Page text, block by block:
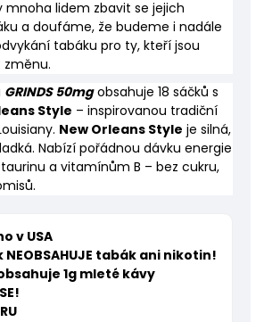
mnoha lidem zbavit se jejich
a doufáme, že budeme i nadále
tabáku pro ty, kteří jsou
GRINDS 50mg obsahuje 18 sáčků s
Style – inspirovanou tradiční
New Orleans Style je silná,
Nabízí pořádnou dávku energie
a vitamínům B – bez cukru,
v USA
tabák ani nikotin!
1g mleté kávy